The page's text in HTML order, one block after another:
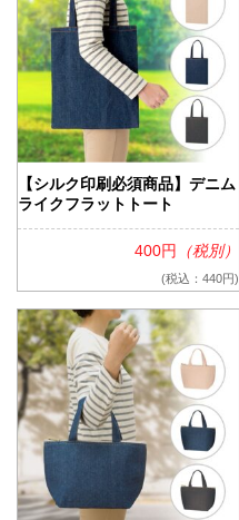
【シルク印刷必須商品】デニム
ライクフラットトート
400円 （税別）
(税込：440円)